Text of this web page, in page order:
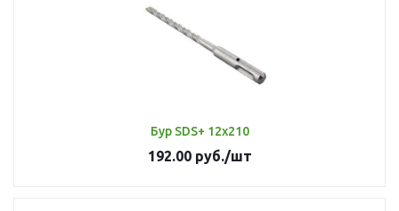
Бур SDS+ 12х210
192.00 руб./шт